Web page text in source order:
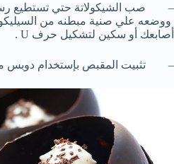
ووضعه علي صنية مبطنه من
أصابعك أو سكين لتشكيل حرف U .
– تثبيت المقبص بإستخدام دوبس من